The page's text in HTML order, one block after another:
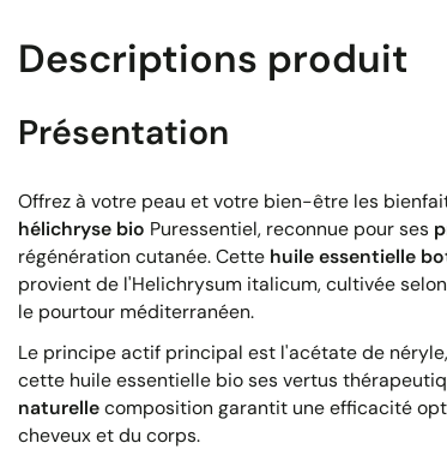
Descriptions produit
Présentation
Offrez à votre peau et votre bien-être les
hélichryse bio Puressentiel, reconnue pour ses
régénération cutanée. Cette huile essentielle
provient de l'Helichrysum italicum, cultivée
le pourtour méditerranéen.
Le principe actif principal est l'acétate de
cette huile essentielle bio ses vertus
naturellecomposition garantit une efficacité
cheveux et du corps.